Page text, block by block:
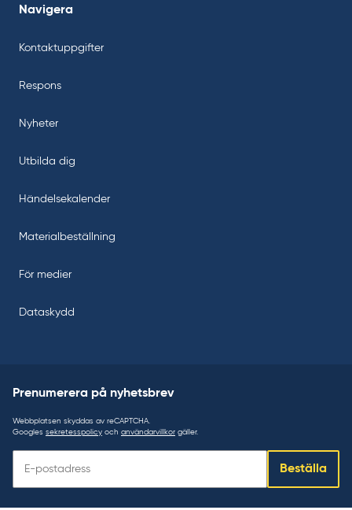
Navigera
Kontaktuppgifter
Respons
Nyheter
Utbilda dig
Händelsekalender
Materialbeställning
För medier
Dataskydd
Prenumerera på nyhetsbrev
Webbplatsen skyddas av reCAPTCHA.
Googles sekretesspolicy och användarvillkor gäller.
Beställa